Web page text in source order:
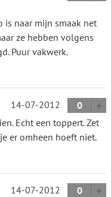
is naar mijn smaak net
ze hebben volgens
Puur vakwerk.
14-07-2012
0
Echt een toppert. Zet
er omheen hoeft niet.
14-07-2012
0